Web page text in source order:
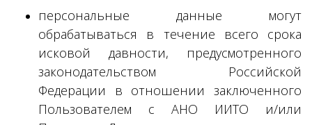
персональные данные могут
обрабатываться в течение всего срока
исковой давности, предусмотренного
законодательством Российской
Федерации в отношении заключенного
Пользователем с АНО ИИТО и/или